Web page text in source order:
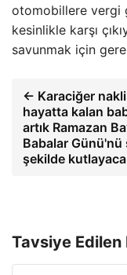
otomobillere vergi
kesinlikle karşı
savunmak için
← Karaciğer
hayatta kalan
artık Ramazan
Babalar Günü'nü
şekilde
Tavsiye Edilen